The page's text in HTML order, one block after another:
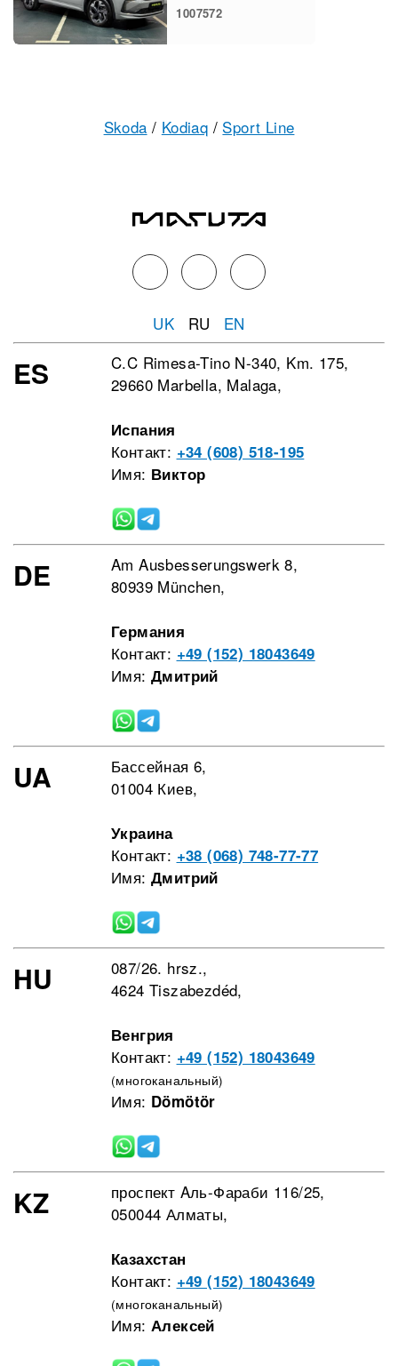
1007572
Skoda / Kodiaq / Sport Line
UK RU EN
ES
C.C Rimesa-Tino N-340, Km. 175,
29660 Marbella, Malaga,
Испания
Контакт: +34 (608) 518-195
Имя: Виктор
DE
Am Ausbesserungswerk 8,
80939 München,
Германия
Контакт: +49 (152) 18043649
Имя: Дмитрий
UA
Бассейная 6,
01004 Киев,
Украина
Контакт: +38 (068) 748-77-77
Имя: Дмитрий
HU
087/26. hrsz.,
4624 Tiszabezdéd,
Венгрия
Контакт: +49 (152) 18043649
(многоканальный)
Имя: Dömötör
KZ
проспект Aль-Фараби 116/25,
050044 Алматы,
Казахстан
Контакт: +49 (152) 18043649
(многоканальный)
Имя: Алексей